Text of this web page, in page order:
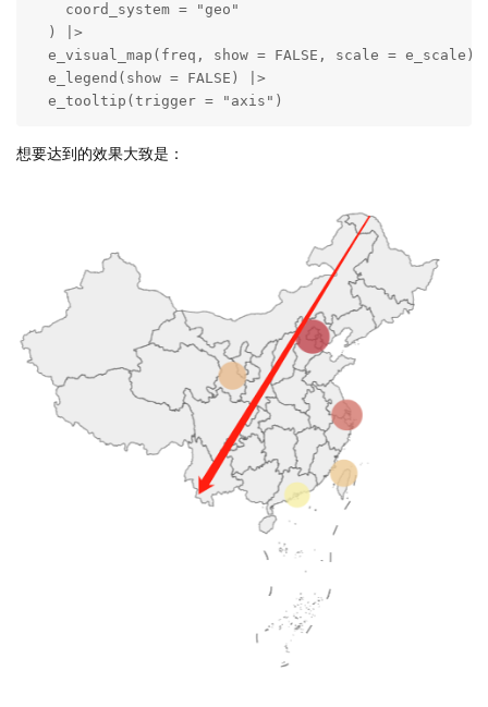
    coord_system = "geo"
  ) |>
e_visual_map(freq, show = FALSE, scale = e_scale)
  e_legend(show = FALSE) |>
  e_tooltip(trigger = "axis")
想要达到的效果大致是：